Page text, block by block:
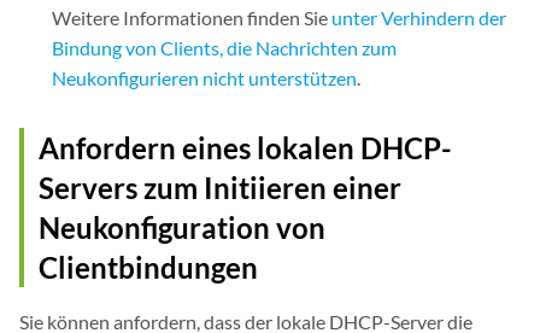
Weitere Informationen finden Sie unter Verhindern der
Bindung von Clients, die Nachrichten zum
Neukonfigurieren nicht unterstützen
Anfordern eines lokalen DHCP-
Servers zum Initiieren einer
Neukonfiguration von
Clientbindungen
Sie können anfordern, dass der lokale DHCP-Server die